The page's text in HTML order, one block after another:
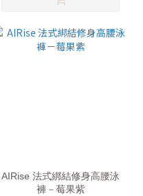
AIRise 法式綁結修身高腰泳
褲－莓果紫